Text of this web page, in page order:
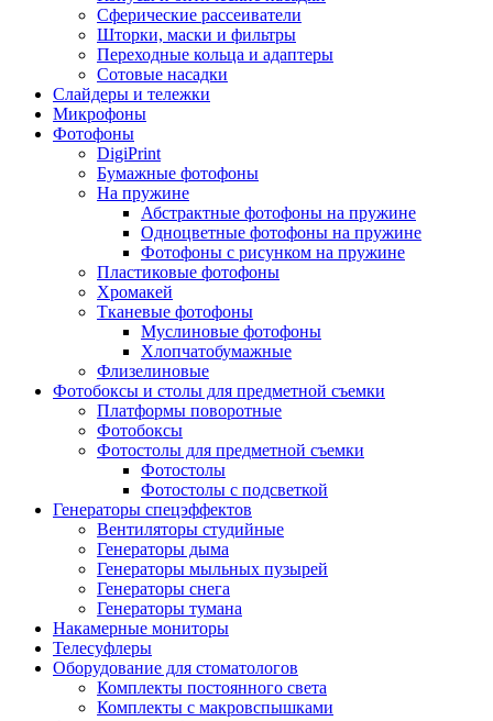
Сферические рассеиватели
Шторки, маски и фильтры
Переходные кольца и адаптеры
Сотовые насадки
Слайдеры и тележки
Микрофоны
Фотофоны
DigiPrint
Бумажные фотофоны
На пружине
Абстрактные фотофоны на пружине
Одноцветные фотофоны на пружине
Фотофоны с рисунком на пружине
Пластиковые фотофоны
Хромакей
Тканевые фотофоны
Муслиновые фотофоны
Хлопчатобумажные
Флизелиновые
Фотобоксы и столы для предметной съемки
Платформы поворотные
Фотобоксы
Фотостолы для предметной съемки
Фотостолы
Фотостолы с подсветкой
Генераторы спецэффектов
Вентиляторы студийные
Генераторы дыма
Генераторы мыльных пузырей
Генераторы снега
Генераторы тумана
Накамерные мониторы
Телесуфлеры
Оборудование для стоматологов
Комплекты постоянного света
Комплекты с макровспышками